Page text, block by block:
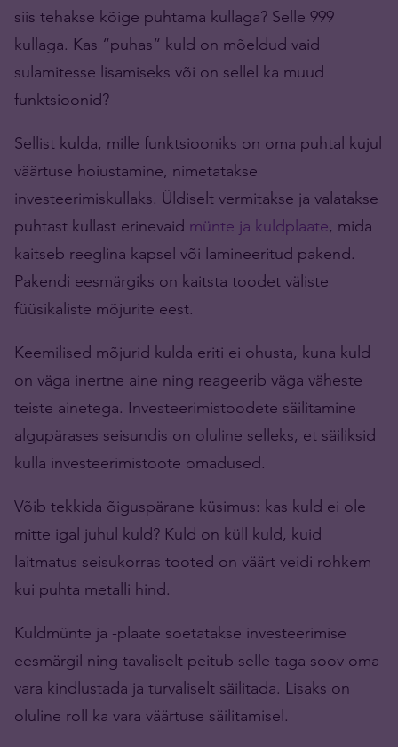
siis tehakse kõige puhtama kullaga? Selle 999
kullaga. Kas “puhas“ kuld on mõeldud vaid
sulamitesse lisamiseks või on sellel ka muud
funktsioonid?
Sellist kulda, mille funktsiooniks on oma puhtal kujul
väärtuse hoiustamine, nimetatakse
investeerimiskullaks. Üldiselt vermitakse ja valatakse
puhtast kullast erinevaid münte ja kuldplaate, mida
kaitseb reeglina kapsel või lamineeritud pakend.
Pakendi eesmärgiks on kaitsta toodet väliste
füüsikaliste mõjurite eest.
Keemilised mõjurid kulda eriti ei ohusta, kuna kuld
on väga inertne aine ning reageerib väga väheste
teiste ainetega. Investeerimistoodete säilitamine
algupärases seisundis on oluline selleks, et säiliksid
kulla investeerimistoote omadused.
Võib tekkida õiguspärane küsimus: kas kuld ei ole
mitte igal juhul kuld? Kuld on küll kuld, kuid
laitmatus seisukorras tooted on väärt veidi rohkem
kui puhta metalli hind.
Kuldmünte ja -plaate soetatakse investeerimise
eesmärgil ning tavaliselt peitub selle taga soov oma
vara kindlustada ja turvaliselt säilitada. Lisaks on
oluline roll ka vara väärtuse säilitamisel.